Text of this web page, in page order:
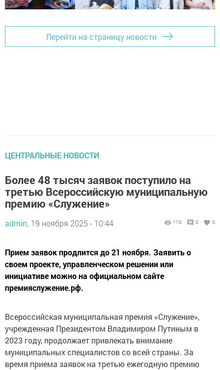
Перейти на страницу новости
ЦЕНТРАЛЬНЫЕ НОВОСТИ
Более 48 тысяч заявок поступило на
третью Всероссийскую муниципальную
премию «Служение»
admin, 19 ноября 2025 - 10:44 110 0 0
Прием заявок продлится до 21 ноября. Заявить о
своем проекте, управленческом решении или
инициативе можно на официальном сайте
премияслужение.рф.
Всероссийская муниципальная премия «Служение»,
учрежденная Президентом Владимиром Путиным в
2023 году, продолжает привлекать внимание
муниципальных специалистов со всей страны. За
время приема заявок на третью ежегодную премию